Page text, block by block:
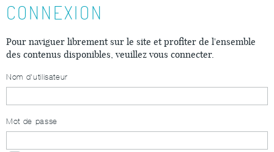
CONNEXION
Pour naviguer librement sur le site et profiter de l'ensemble
des contenus disponibles, veuillez vous connecter.
Nom d'utilisateur
Mot de passe